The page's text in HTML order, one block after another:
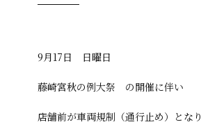
9月17日 日曜日
藤崎宮秋の例大祭 の開催に伴い
店舗前が車両規制（通行止め）となり